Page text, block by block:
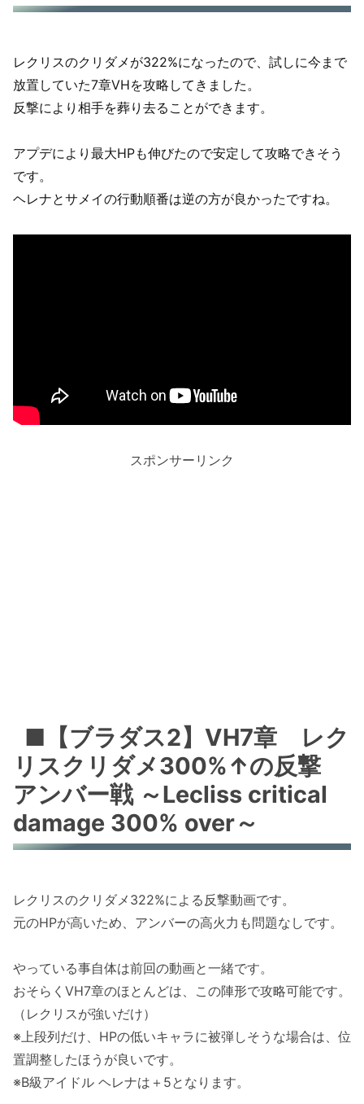
レクリスのクリダメが322%になったので、試しに今まで
放置していた7章VHを攻略してきました。
反撃により相手を葬り去ることができます。
アプデにより最大HPも伸びたので安定して攻略できそう
です。
ヘレナとサメイの行動順番は逆の方が良かったですね。
スポンサーリンク
■【ブラダス2】VH7章 レク
リスクリダメ300%↑の反撃
アンバー戦 ～Lecliss critical
damage 300% over～
レクリスのクリダメ322%による反撃動画です。
元のHPが高いため、アンバーの高火力も問題なしです。
やっている事自体は前回の動画と一緒です。
おそらくVH7章のほとんどは、この陣形で攻略可能です。
（レクリスが強いだけ）
※上段列だけ、HPの低いキャラに被弾しそうな場合は、位
置調整したほうが良いです。
※B級アイドル ヘレナは＋5となります。